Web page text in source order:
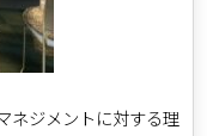
ネジメントに対する理